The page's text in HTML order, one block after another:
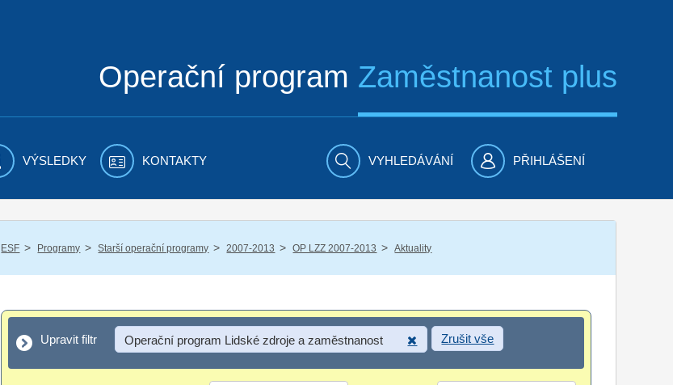
Operační program Zaměstnanost plus
VÝSLEDKY KONTAKTY VYHLEDÁVÁNÍ PŘIHLÁŠENÍ
ESF / Programy / Starší operační programy / 2007-2013 / OP LZZ 2007-2013 / Aktuality
Upravit filtr
Upravit filtr Operační program Lidské zdroje a zaměstnanost Zrušit vše